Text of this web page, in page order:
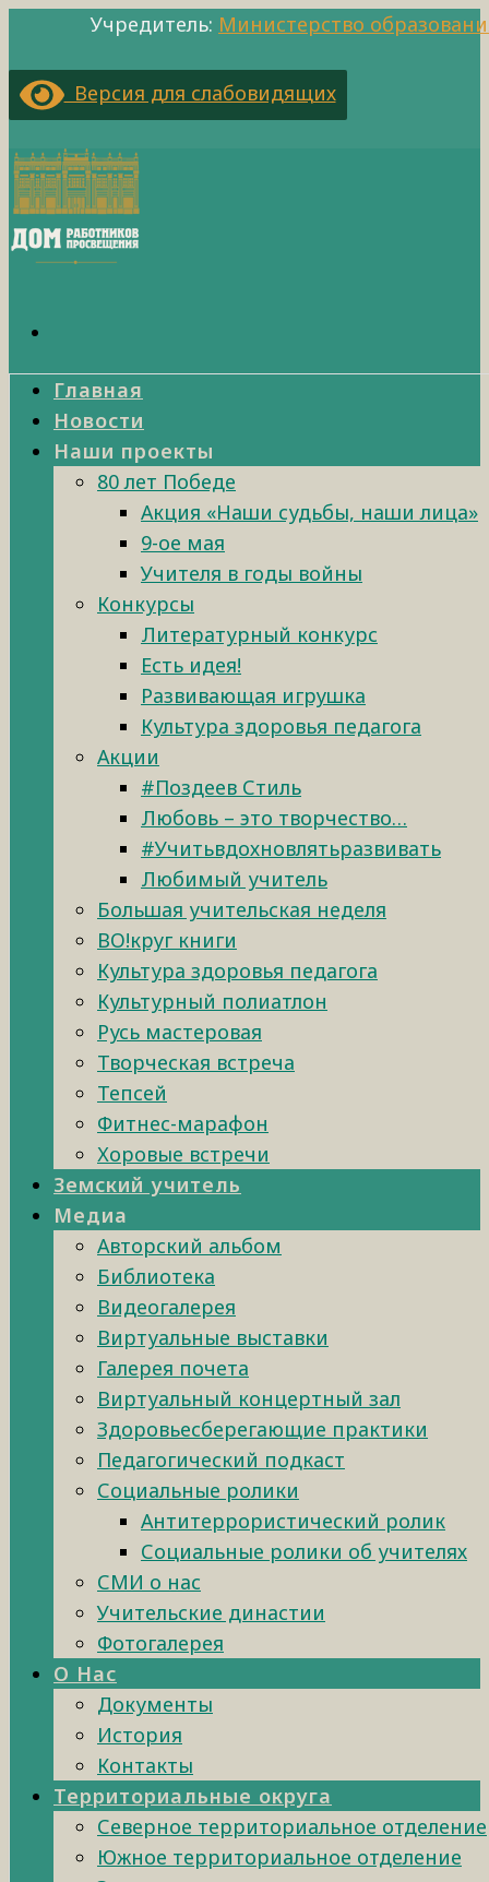
Учредитель: Министерство
Версия для слабовидящих
Главная
Новости
Наши проекты
80 лет Победе
Акция «Наши судьбы, наши лица»
9-ое мая
Учителя в годы войны
Конкурсы
Литературный конкурс
Есть идея!
Развивающая игрушка
Культура здоровья педагога
Акции
#Поздеев Стиль
Любовь – это творчество…
#Учитьвдохновлятьразвивать
Любимый учитель
Большая учительская неделя
ВО!круг книги
Культура здоровья педагога
Культурный полиатлон
Русь мастеровая
Творческая встреча
Тепсей
Фитнес-марафон
Хоровые встречи
Земский учитель
Медиа
Авторский альбом
Библиотека
Видеогалерея
Виртуальные выставки
Галерея почета
Виртуальный концертный зал
Здоровьесберегающие практики
Педагогический подкаст
Социальные ролики
Антитеррористический ролик
Социальные ролики об учителях
СМИ о нас
Учительские династии
Фотогалерея
О Нас
Документы
История
Контакты
Территориальные округа
Северное территориальное отделение
Южное территориальное отделение